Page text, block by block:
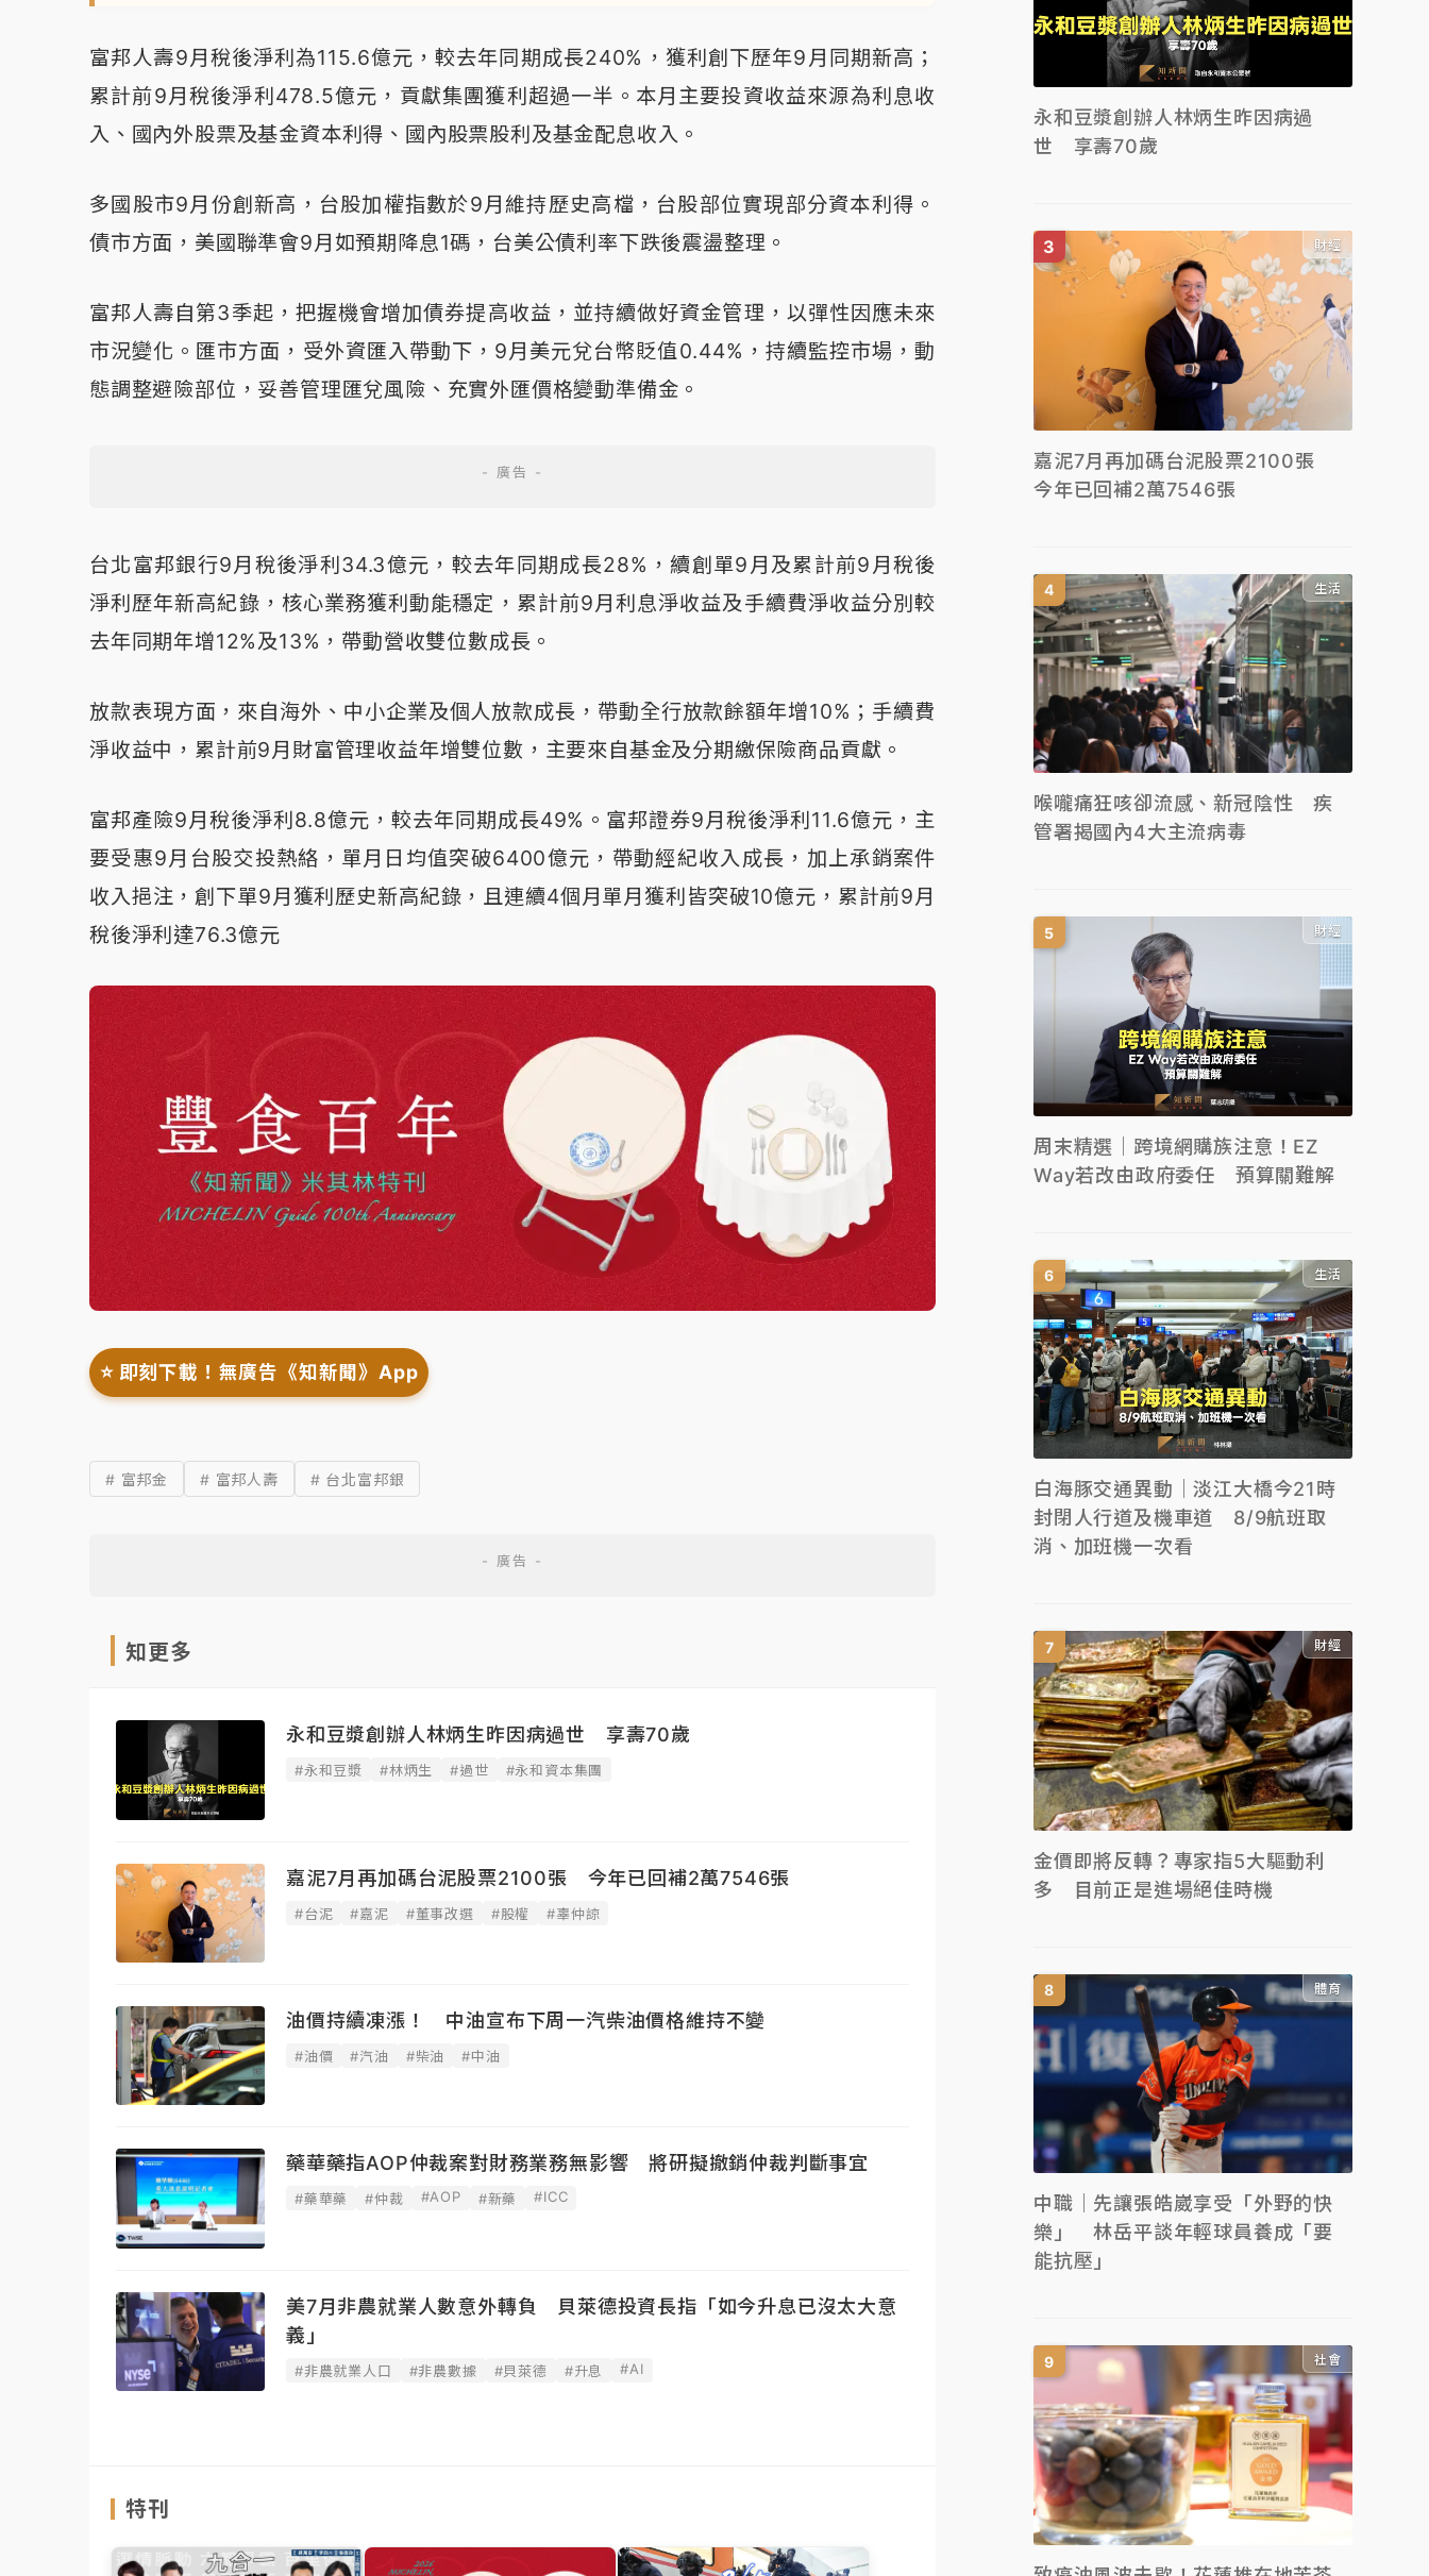
富邦人壽9月稅後淨利為115.6億元，較去年同期成長240%，獲利創下歷年9月同期新高；
累計前9月稅後淨利478.5億元，貢獻集團獲利超過一半。本月主要投資收益來源為利息收
入、國內外股票及基金資本利得、國內股票股利及基金配息收入。
多國股市9月份創新高，台股加權指數於9月維持歷史高檔，台股部位實現部分資本利得。
債市方面，美國聯準會9月如預期降息1碼，台美公債利率下跌後震盪整理。
富邦人壽自第3季起，把握機會增加債券提高收益，並持續做好資金管理，以彈性因應未來
市況變化。匯市方面，受外資匯入帶動下，9月美元兌台幣貶值0.44%，持續監控市場，動
態調整避險部位，妥善管理匯兌風險、充實外匯價格變動準備金。
台北富邦銀行9月稅後淨利34.3億元，較去年同期成長28%，續創單9月及累計前9月稅後
淨利歷年新高紀錄，核心業務獲利動能穩定，累計前9月利息淨收益及手續費淨收益分別較
去年同期年增12%及13%，帶動營收雙位數成長。
放款表現方面，來自海外、中小企業及個人放款成長，帶動全行放款餘額年增10%；手續費
淨收益中，累計前9月財富管理收益年增雙位數，主要來自基金及分期繳保險商品貢獻。
富邦產險9月稅後淨利8.8億元，較去年同期成長49%。富邦證券9月稅後淨利11.6億元，主
要受惠9月台股交投熱絡，單月日均值突破6400億元，帶動經紀收入成長，加上承銷案件
收入挹注，創下單9月獲利歷史新高紀錄，且連續4個月單月獲利皆突破10億元，累計前9月
稅後淨利達76.3億元
⭐️ 即刻下載！無廣告《知新聞》App
# 富邦金 # 富邦人壽 # 台北富邦銀
知更多
永和豆漿創辦人林炳生昨因病過世 享壽70歲
#永和豆漿 #林炳生 #過世 #永和資本集團
嘉泥7月再加碼台泥股票2100張 今年已回補2萬7546張
#台泥 #嘉泥 #董事改選 #股權 #辜仲諒
油價持續凍漲！ 中油宣布下周一汽柴油價格維持不變
#油價 #汽油 #柴油 #中油
藥華藥指AOP仲裁案對財務業務無影響 將研擬撤銷仲裁判斷事宜
#藥華藥 #仲裁 #AOP #新藥 #ICC
美7月非農就業人數意外轉負 貝萊德投資長指「如今升息已沒太大意
義」
#非農就業人口 #非農數據 #貝萊德 #升息 #AI
特刊
永和豆漿創辦人林炳生昨因病過
世 享壽70歲
財經
嘉泥7月再加碼台泥股票2100張
今年已回補2萬7546張
生活
喉嚨痛狂咳卻流感、新冠陰性 疾
管署揭國內4大主流病毒
財經
周末精選｜跨境網購族注意！EZ
Way若改由政府委任 預算關難解
生活
白海豚交通異動｜淡江大橋今21時
封閉人行道及機車道 8/9航班取
消、加班機一次看
財經
金價即將反轉？專家指5大驅動利
多 目前正是進場絕佳時機
體育
中職｜先讓張皓崴享受「外野的快
樂」 林岳平談年輕球員養成「要
能抗壓」
社會